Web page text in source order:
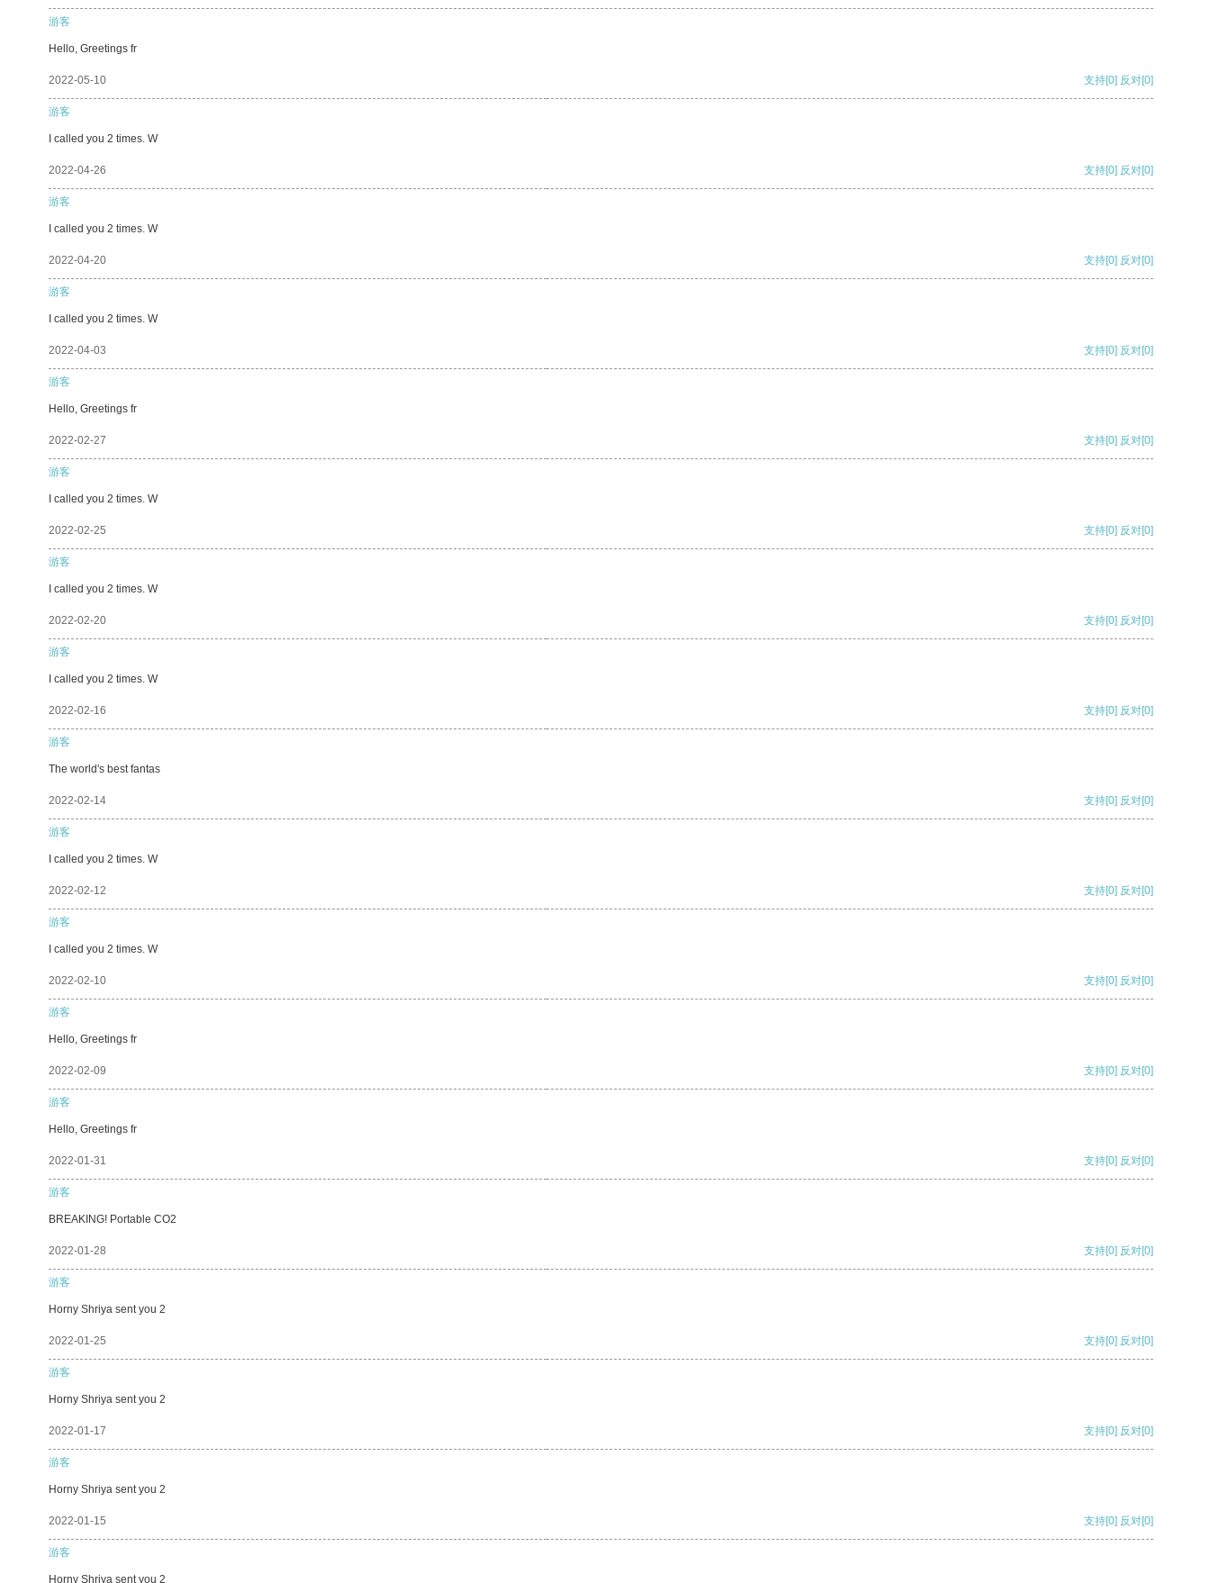
游客
Hello, Greetings fr
2022-05-10 支持[0] 反对[0]
游客
I called you 2 times. W
2022-04-26 支持[0] 反对[0]
游客
I called you 2 times. W
2022-04-20 支持[0] 反对[0]
游客
I called you 2 times. W
2022-04-03 支持[0] 反对[0]
游客
Hello, Greetings fr
2022-02-27 支持[0] 反对[0]
游客
I called you 2 times. W
2022-02-25 支持[0] 反对[0]
游客
I called you 2 times. W
2022-02-20 支持[0] 反对[0]
游客
I called you 2 times. W
2022-02-16 支持[0] 反对[0]
游客
The world's best fantas
2022-02-14 支持[0] 反对[0]
游客
I called you 2 times. W
2022-02-12 支持[0] 反对[0]
游客
I called you 2 times. W
2022-02-10 支持[0] 反对[0]
游客
Hello, Greetings fr
2022-02-09 支持[0] 反对[0]
游客
Hello, Greetings fr
2022-01-31 支持[0] 反对[0]
游客
BREAKING! Portable CO2
2022-01-28 支持[0] 反对[0]
游客
Horny Shriya sent you 2
2022-01-25 支持[0] 反对[0]
游客
Horny Shriya sent you 2
2022-01-17 支持[0] 反对[0]
游客
Horny Shriya sent you 2
2022-01-15 支持[0] 反对[0]
游客
Horny Shriya sent you 2